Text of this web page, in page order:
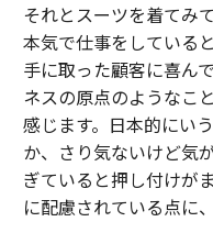
それとスーツを着てみ
本気で仕事をしている
手に取った顧客に喜ん
ネスの原点のようなこ
感じます。日本的にい
か、さり気ないけど気
ぎていると押し付けが
に配慮されている点に